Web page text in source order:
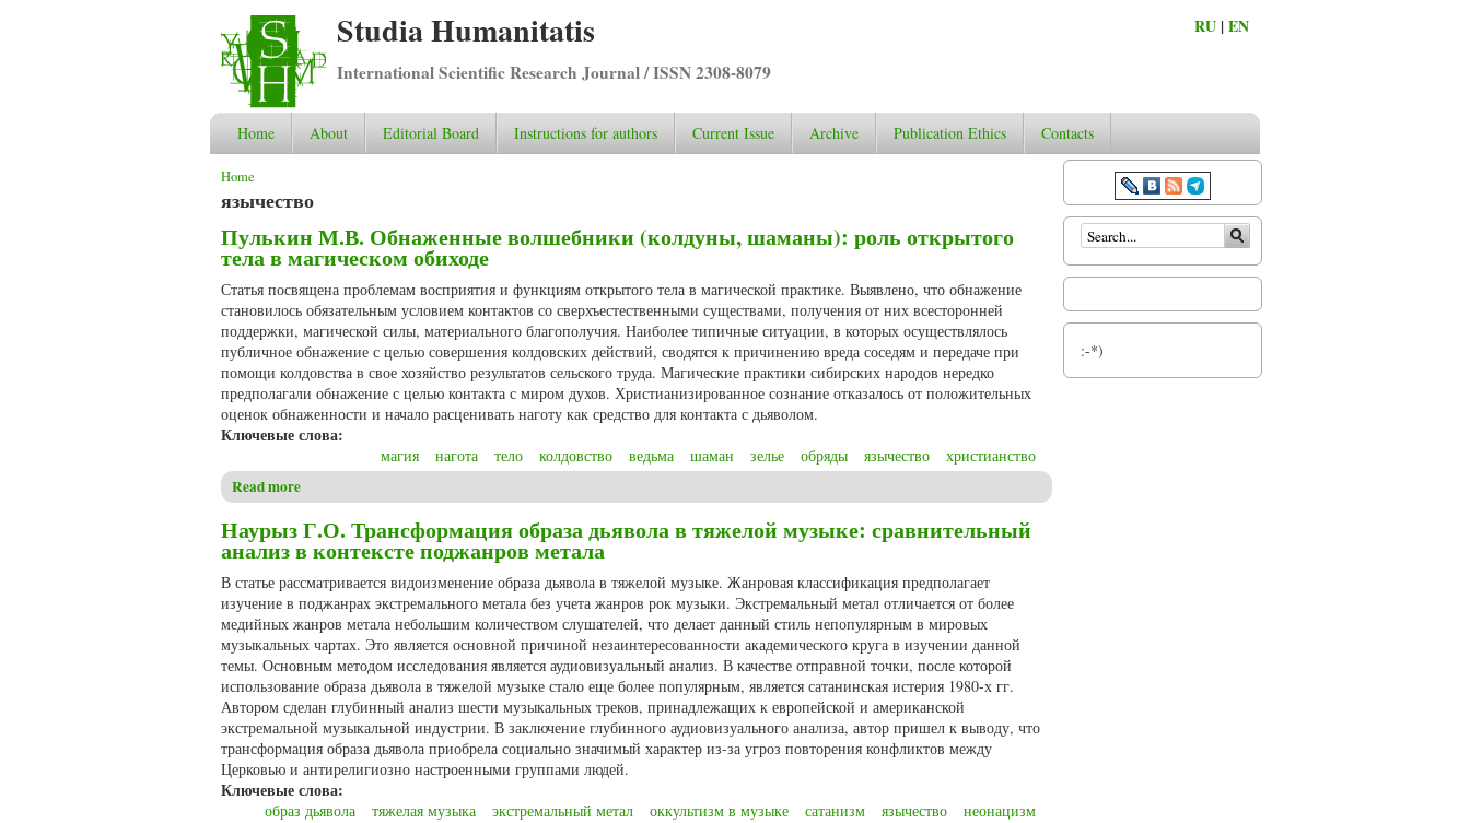
Studia Humanitatis
International Scientific Research Journal / ISSN 2308-8079
RU |EN
Home About Editorial Board Instructions for authors Current Issue Archive Publication Ethics Contacts
You are here
Home
язычество
Пулькин М.В. Обнаженные волшебники (колдуны, шаманы): роль открытого
тела в магическом обиходе
Статья посвящена проблемам восприятия и функциям открытого тела в магической практике. Выявлено, что обнажение
становилось обязательным условием контактов со сверхъестественными существами, получения от них всесторонней
поддержки, магической силы, материального благополучия. Наиболее типичные ситуации, в которых осуществлялось
публичное обнажение с целью совершения колдовских действий, сводятся к причинению вреда соседям и передаче при
помощи колдовства в свое хозяйство результатов сельского труда. Магические практики сибирских народов нередко
предполагали обнажение с целью контакта с миром духов. Христианизированное сознание отказалось от положительных
оценок обнаженности и начало расценивать наготу как средство для контакта с дьяволом.
Ключевые слова:
магия нагота тело колдовство ведьма шаман зелье обряды язычество христианство
Read more
Наурыз Г.О. Трансформация образа дьявола в тяжелой музыке: сравнительный
анализ в контексте поджанров метала
В статье рассматривается видоизменение образа дьявола в тяжелой музыке. Жанровая классификация предполагает
изучение в поджанрах экстремального метала без учета жанров рок музыки. Экстремальный метал отличается от более
медийных жанров метала небольшим количеством слушателей, что делает данный стиль непопулярным в мировых
музыкальных чартах. Это является основной причиной незаинтересованности академического круга в изучении данной
темы. Основным методом исследования является аудиовизуальный анализ. В качестве отправной точки, после которой
использование образа дьявола в тяжелой музыке стало еще более популярным, является сатанинская истерия 1980-х гг.
Автором сделан глубинный анализ шести музыкальных треков, принадлежащих к европейской и американской
экстремальной музыкальной индустрии. В заключение глубинного аудиовизуального анализа, автор пришел к выводу, что
трансформация образа дьявола приобрела социально значимый характер из-за угроз повторения конфликтов между
Церковью и антирелигиозно настроенными группами людей.
Ключевые слова:
образ дьявола тяжелая музыка экстремальный метал оккультизм в музыке сатанизм язычество неонацизм
Search form
:-*)